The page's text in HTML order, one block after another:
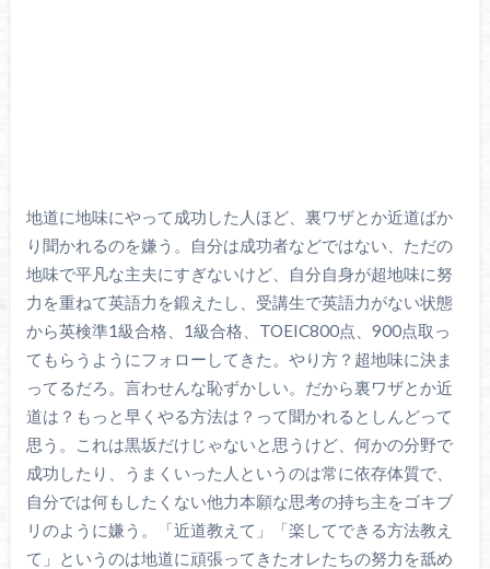
地道に地味にやって成功した人ほど、裏ワザとか近道ばか
り聞かれるのを嫌う。自分は成功者などではない、ただの
地味で平凡な主夫にすぎないけど、自分自身が超地味に努
力を重ねて英語力を鍛えたし、受講生で英語力がない状態
から英検準1級合格、1級合格、TOEIC800点、900点取っ
てもらうようにフォローしてきた。やり方？超地味に決ま
ってるだろ。言わせんな恥ずかしい。だから裏ワザとか近
道は？もっと早くやる方法は？って聞かれるとしんどって
思う。これは黒坂だけじゃないと思うけど、何かの分野で
成功したり、うまくいった人というのは常に依存体質で、
自分では何もしたくない他力本願な思考の持ち主をゴキブ
リのように嫌う。「近道教えて」「楽してできる方法教え
て」というのは地道に頑張ってきたオレたちの努力を舐め